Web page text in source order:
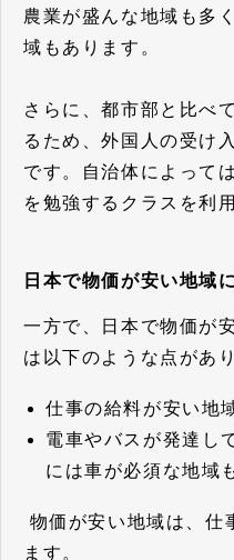
農業が盛んな地域も多
域もあります。
さらに、都市部と比べ
るため、外国人の受け
です。自治体によって
を勉強するクラスを利
日本で物価が安い地域
一方で、日本で物価が
は以下のような点があ
仕事の給料が安い地
電車やバスが発達し
には車が必須な地域
物価が安い地域は、仕
ます。